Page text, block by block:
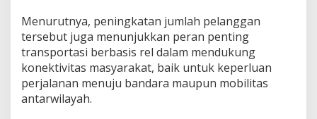
u
r
W
a
i
a
Menurutnya, peningkatan jumlah pelanggan
tersebut juga menunjukkan peran penting
transportasi berbasis rel dalam mendukung
konektivitas masyarakat, baik untuk keperluan
perjalanan menuju bandara maupun mobilitas
antarwilayah.